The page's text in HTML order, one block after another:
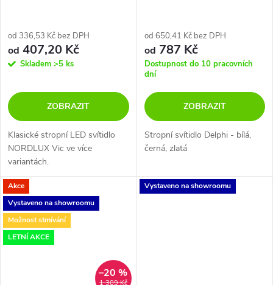
od 336,53 Kč bez DPH
od 407,20 Kč
Skladem >5 ks
ZOBRAZIT
Klasické stropní LED svítidlo
NORDLUX Vic ve více
variantách.
od 650,41 Kč bez DPH
od 787 Kč
Dostupnost do 10 pracovních
dní
ZOBRAZIT
Stropní svítidlo Delphi - bílá,
černá, zlatá
Akce
Vystaveno na showroomu
Možnost stmívání
LETNÍ AKCE
1 309 Kč
–20 %
Vystaveno na showroomu